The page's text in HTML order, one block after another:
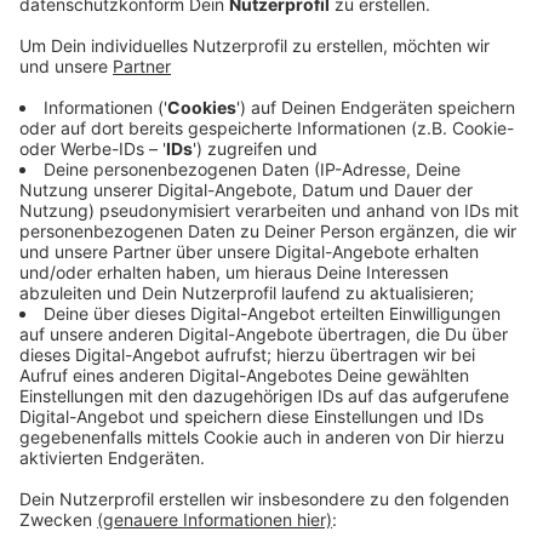
Das hat der Handelsverband auf Radio 90,1-Anfrage
bestätigt. Die meisten zahlen zwar noch bar - es
werden aber immer weniger. Vor allem Bezahlen per
Handy, etwa mit Google oder Apple Pay, legt laut
Handelsverband zu: 13 Prozent aller Käufe liefen
letztes Jahr so - fast doppelt so viele wie im Jahr
davor. Eine Entwicklung, die sich vor allem seit Corona
abzeichne - und auf die die Händler gut eingestellt
seien, so die Einschätzung. Bargeldloses Zahlen gelte
zwar als einfacher und bequemer - bringe aber auch
Nachteile für die Händler: etwa Kosten für
entsprechende Geräte oder technische Störungen
beim Kauf.